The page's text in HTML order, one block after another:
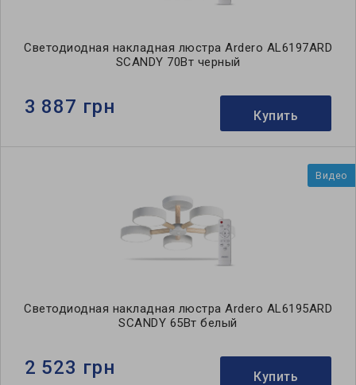
Светодиодная накладная люстра Ardero AL6197ARD
SCANDY 70Вт черный
3 887 грн Купить
Видео
Светодиодная накладная люстра Ardero AL6195ARD
SCANDY 65Вт белый
2 523 грн Купить